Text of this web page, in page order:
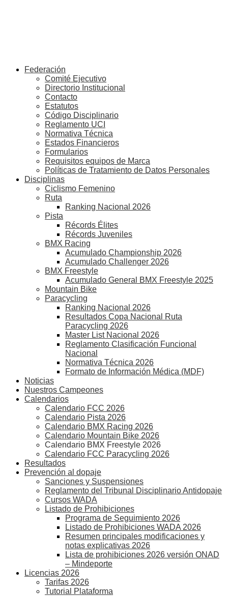
Federación
Comité Ejecutivo
Directorio Institucional
Contacto
Estatutos
Código Disciplinario
Reglamento UCI
Normativa Técnica
Estados Financieros
Formularios
Requisitos equipos de Marca
Políticas de Tratamiento de Datos Personales
Disciplinas
Ciclismo Femenino
Ruta
Ranking Nacional 2026
Pista
Récords Élites
Récords Juveniles
BMX Racing
Acumulado Championship 2026
Acumulado Challenger 2026
BMX Freestyle
Acumulado General BMX Freestyle 2025
Mountain Bike
Paracycling
Ranking Nacional 2026
Resultados Copa Nacional Ruta
Paracycling 2026
Master List Nacional 2026
Reglamento Clasificación Funcional
Nacional
Normativa Técnica 2026
Formato de Información Médica (MDF)
Noticias
Nuestros Campeones
Calendarios
Calendario FCC 2026
Calendario Pista 2026
Calendario BMX Racing 2026
Calendario Mountain Bike 2026
Calendario BMX Freestyle 2026
Calendario FCC Paracycling 2026
Resultados
Prevención al dopaje
Sanciones y Suspensiones
Reglamento del Tribunal Disciplinario Antidopaje
Cursos WADA
Listado de Prohibiciones
Programa de Seguimiento 2026
Listado de Prohibiciones WADA 2026
Resumen principales modificaciones y
notas explicativas 2026
Lista de prohibiciones 2026 versión ONAD
– Mindeporte
Licencias 2026
Tarifas 2026
Tutorial Plataforma